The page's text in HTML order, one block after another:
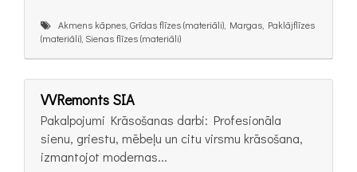
Akmens kāpnes, Grīdas flīzes (materiāli), Margas, Paklājflīzes
(materiāli), Sienas flīzes (materiāli)
VVRemonts SIA
Pakalpojumi Krāsošanas darbi: Profesionāla
sienu, griestu, mēbeļu un citu virsmu krāsošana,
izmantojot modernas...